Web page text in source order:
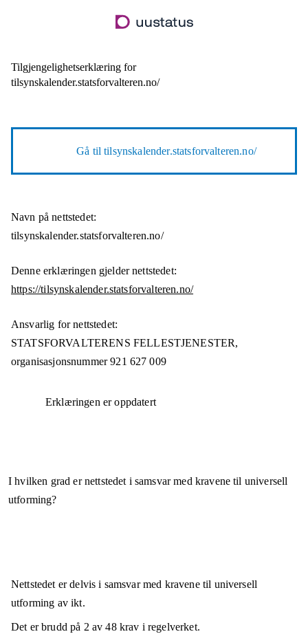
til
Tilgjengelighetserklæring for
tilsynskalender.statsforvalteren.no/
Gå tiltilsynskalender.statsforvalteren.no/
Navn på nettstedet:
tilsynskalender.statsforvalteren.no/
Denne erklæringen gjelder nettstedet:
https://tilsynskalender.statsforvalteren.no/
Ansvarlig for nettstedet:
STATSFORVALTERENS FELLESTJENESTER,
organisasjonsnummer 921 627 009
Erklæringen er oppdatert
I hvilken grad er nettstedet i samsvar med kravene til universell
utforming?
Nettstedet erdelvis i samsvarmed kravene til universell
utforming av ikt.
Det er brudd på 2av48krav i regelverket.